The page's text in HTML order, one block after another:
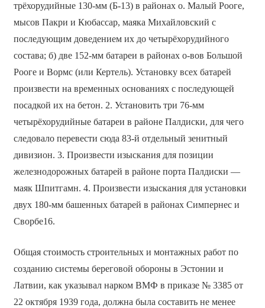
трёхорудийные 130-мм (Б-13) в районах о. Малый Рооге,
мысов Пакри и Кюбассар, маяка Михайловский с
последующим доведением их до четырёхорудийного
состава; б) две 152-мм батареи в районах о-вов Большой
Рооге и Вормс (или Кертель). Установку всех батарей
произвести на временных основаниях с последующей
посадкой их на бетон. 2. Установить три 76-мм
четырёхорудийные батареи в районе Палдиски, для чего
следовало перевести сюда 83-й отдельный зенитный
дивизион. 3. Произвести изыскания для позиции
железнодорожных батарей в районе порта Палдиски —
маяк Шпитгамн. 4. Произвести изыскания для установки
двух 180-мм башенных батарей в районах Симпернес и
Сворбе16.
Общая стоимость строительных и монтажных работ по
созданию системы береговой обороны в Эстонии и
Латвии, как указывал нарком ВМФ в приказе № 3385 от
22 октября 1939 года, должна была составить не менее